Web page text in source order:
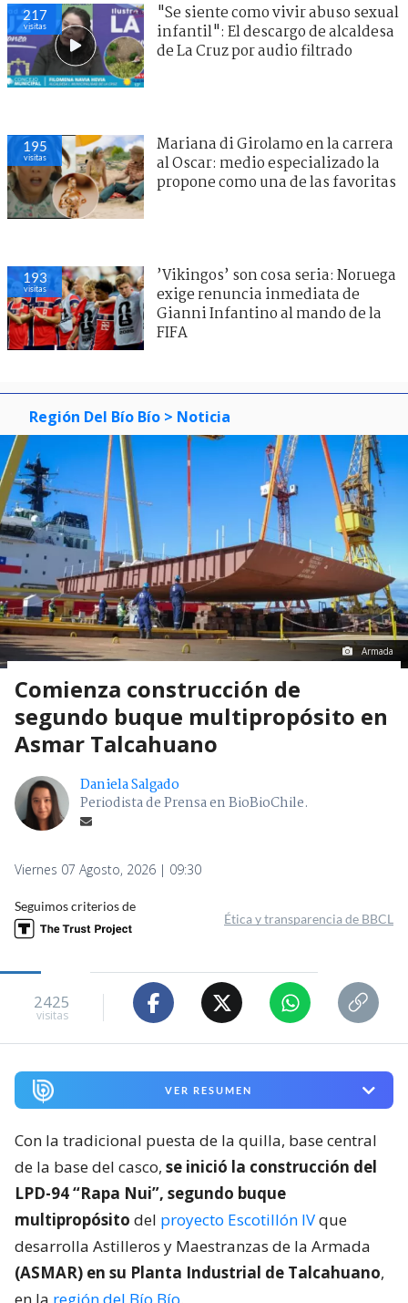
217
visitas
"Se siente como vivir abuso sexual
infantil": El descargo de alcaldesa
de La Cruz por audio filtrado
195
visitas
Mariana di Girolamo en la carrera
al Oscar: medio especializado la
propone como una de las favoritas
193
visitas
’Vikingos’ son cosa seria: Noruega
exige renuncia inmediata de
Gianni Infantino al mando de la
FIFA
Región Del Bío Bío > Noticia
Armada
Comienza construcción de
segundo buque multipropósito en
Asmar Talcahuano
Daniela Salgado
Periodista de Prensa en BioBioChile.
Viernes 07 Agosto, 2026 | 09:30
Seguimos criterios de
Ética y transparencia de BBCL
2425
visitas
VER RESUMEN
Con la tradicional puesta de la quilla, base central
de la base del casco, se inició la construcción del
LPD-94 “Rapa Nui”, segundo buque
multipropósito del proyecto Escotillón IVque
desarrolla Astilleros y Maestranzas de la Armada
(ASMAR) en su Planta Industrial de Talcahuano,